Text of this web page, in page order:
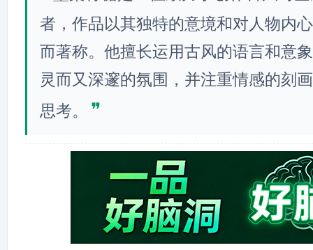
者，作品以其独特的意境和对人物内
而著称。他擅长运用古风的语言和意
灵而又深邃的氛围，并注重情感的刻
思考。
❞